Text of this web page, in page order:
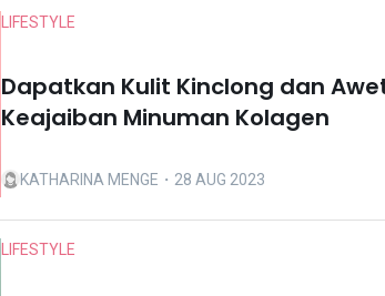
LIFESTYLE
Dapatkan Kulit Kinclong dan
Keajaiban Minuman Kolagen
KATHARINA MENGE ・28 AUG 2023
LIFESTYLE